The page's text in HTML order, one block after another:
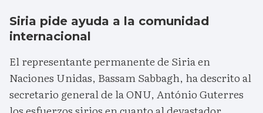
Siria pide ayuda a la comunidad
internacional
El representante permanente de Siria en
Naciones Unidas, Bassam Sabbagh, ha descrito al
secretario general de la ONU, António Guterres